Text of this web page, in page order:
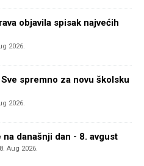
objavila spisak najvećih
2026.
spremno za novu školsku
2026.
na današnji dan - 8. avgust
Aug 2026.